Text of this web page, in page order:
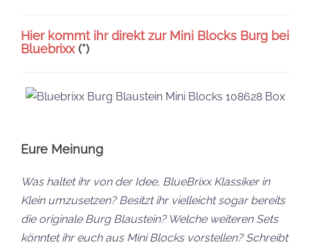
Hier kommt ihr direkt zur Mini Blocks Burg bei
Bluebrixx(*)
Eure Meinung
Was haltet ihr von der Idee, BlueBrixx Klassiker in
Klein umzusetzen? Besitzt ihr vielleicht sogar bereits
die originale Burg Blaustein? Welche weiteren Sets
könntet ihr euch aus Mini Blocks vorstellen? Schreibt